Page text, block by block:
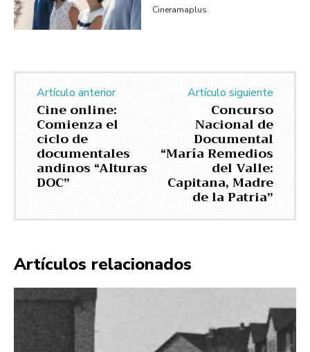
Cineramaplus
Artículo anterior
Cine online:
Comienza el
ciclo de
documentales
andinos “Alturas
DOC”
Artículo siguiente
Concurso
Nacional de
Documental
“María Remedios
del Valle:
Capitana, Madre
de la Patria”
Artículos relacionados